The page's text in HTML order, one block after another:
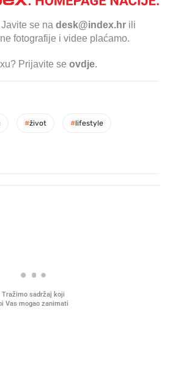
se na desk@index.hr ili
fotografije i videe plaćamo.
Prijavite se ovdje.
#život #lifestyle